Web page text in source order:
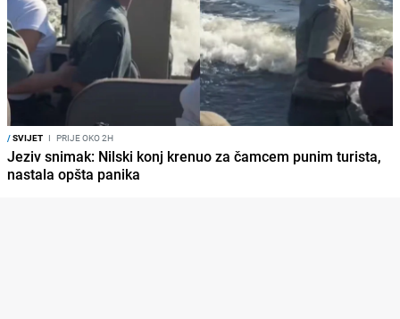
/SVIJET I PRIJE OKO 2H
Jeziv snimak: Nilski konj krenuo za čamcem punim turista,
nastala opšta panika